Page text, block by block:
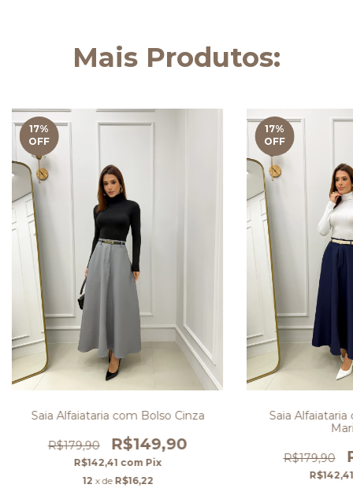
Mais Produtos:
17%
OFF
Saia Alfaiataria com Bolso Cinza
R$179,90 R$149,90
R$142,41 com Pix
12 x de R$16,22
17%
OFF
Saia
R$179,90